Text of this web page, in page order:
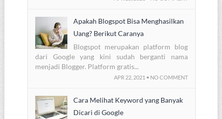
Apakah Blogspot Bisa Menghasilkan
Uang? Berikut Caranya
Blogspot merupakan platform blog
dari Google yang kini sudah berganti nama
menjadi Blogger. Platform gratis...
APR 22, 2021 • NO COMMENT
Cara Melihat Keyword yang Banyak
Dicari di Google